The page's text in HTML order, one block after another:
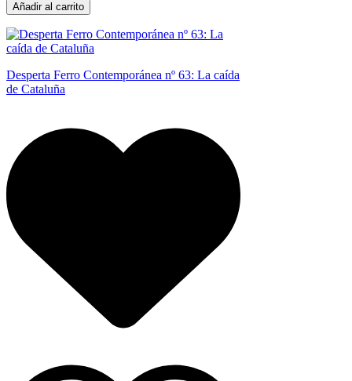
Añadir al carrito
Desperta Ferro Contemporánea nº 63: La caída
de Cataluña